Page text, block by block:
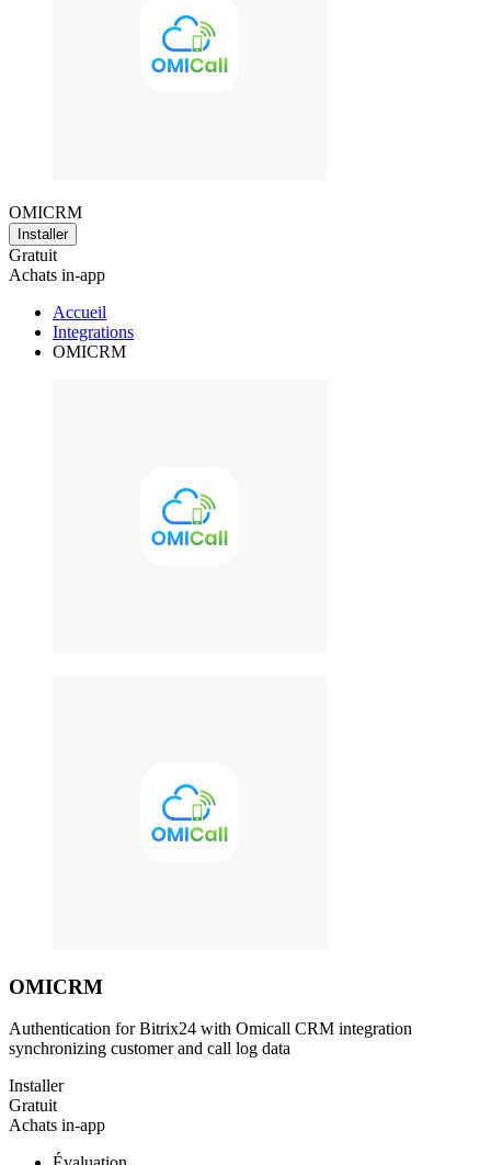
OMICRM
Installer
Gratuit
Achats in-app
Accueil
Integrations
OMICRM
OMICRM
Authentication for Bitrix24 with Omicall CRM integration
synchronizing customer and call log data
Installer
Gratuit
Achats in-app